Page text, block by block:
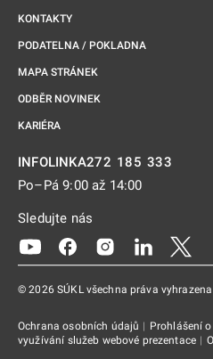
KONTAKTY
PODATELNA / POKLADNA
MAPA STRÁNEK
ODBĚR NOVINEK
KARIÉRA
INFOLINKA272 185 333
Po–Pá 9:00 až 14:00
Sledujte nás
Odkaz se otevře na nové
Odkaz se otevře na
Odkaz seOdkaz
© 2026 SÚKL všechna práva vyhrazena
Ochrana osobních údajů | Prohlášení
využívání služeb webové prezentace |